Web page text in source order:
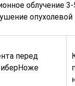
облучение
опухолевой
перед